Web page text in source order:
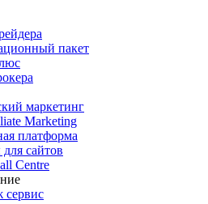
пакет
маркетинг
Marketing
платформа
сайтов
Centre
сервис